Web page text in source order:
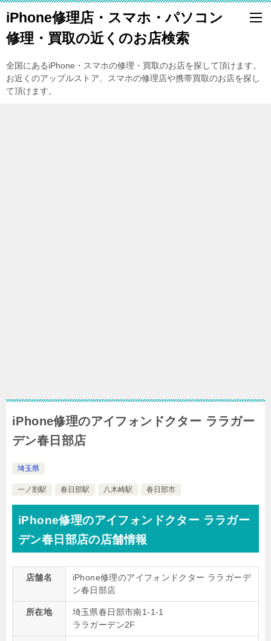
iPhone修理店・スマホ・パソコン
修理・買取の近くのお店検索
全国にあるiPhone・スマホの修理・買取のお店を探して頂けます。
お近くのアップルストア、スマホの修理店や携帯買取のお店を探し
て頂けます。
iPhone修理のアイフォンドクター ララガー
デン春日部店
埼玉県
一ノ割駅 春日部駅 八木崎駅 春日部市
iPhone修理のアイフォンドクター ララガー
デン春日部店の店舗情報
店舗名
iPhone修理のアイフォンドクター ララガーデ
ン春日部店
所在地
埼玉県春日部市南1-1-1
ララガーデン2F